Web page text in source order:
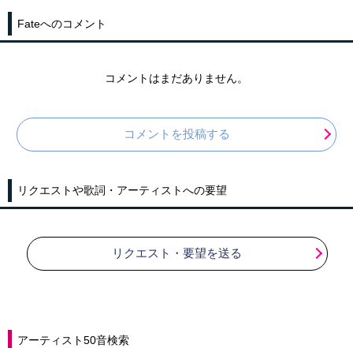
Fateへのコメント
コメントはまだありません。
コメントを投稿する
リクエストや歌詞・アーティストへの要望
リクエスト・要望を送る
アーティスト50音検索